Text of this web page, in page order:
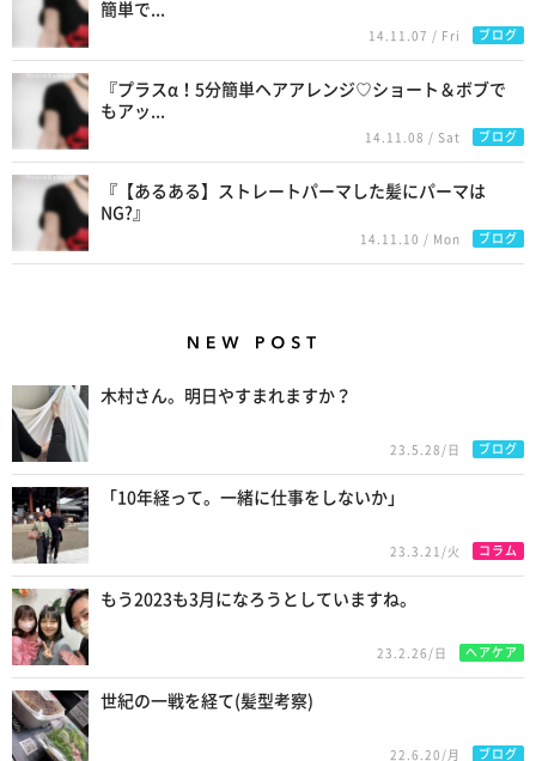
簡単で...
14.11.07 / Fri ブログ
『プラスα！5分簡単ヘアアレンジ♡ショート＆ボブで
もアッ...
14.11.08 / Sat ブログ
『【あるある】ストレートパーマした髪にパーマは
NG?』
14.11.10 / Mon ブログ
木村さん。明日やすまれますか？
23.5.28/日 ブログ
「10年経って。一緒に仕事をしないか」
23.3.21/火 コラム
もう2023も3月になろうとしていますね。
23.2.26/日 ヘアケア
世紀の一戦を経て(髪型考察)
22.6.20/月 ブログ